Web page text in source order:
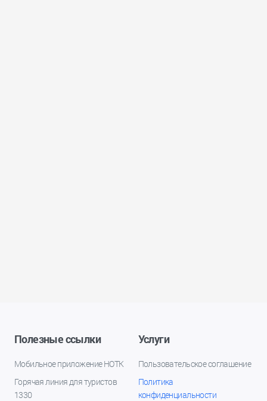
Полезные ссылки
Мобильное приложение НОТК
Горячая линия для туристов
1330
Услуги
Пользовательское соглашение
Политика
конфиденциальности